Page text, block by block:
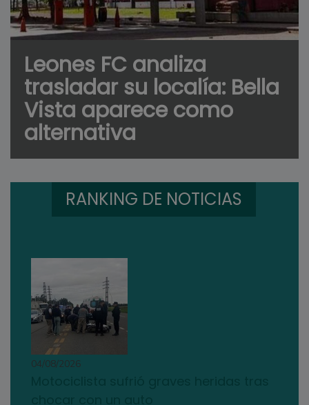
Leones FC analiza
trasladar su localía: Bella
Vista aparece como
alternativa
RANKING DE NOTICIAS
04/08/2026